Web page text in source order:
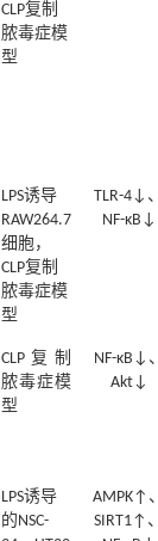
CLP复制
脓毒症模
型
LPS诱导
RAW264.7
细胞，
CLP复制
脓毒症模
型
TLR-4↓、
NF-κB↓
CLP复制
脓毒症模
型
NF-κB↓、
Akt↓
LPS诱导
的NSC-
AMPK↑、
SIRT1↑、